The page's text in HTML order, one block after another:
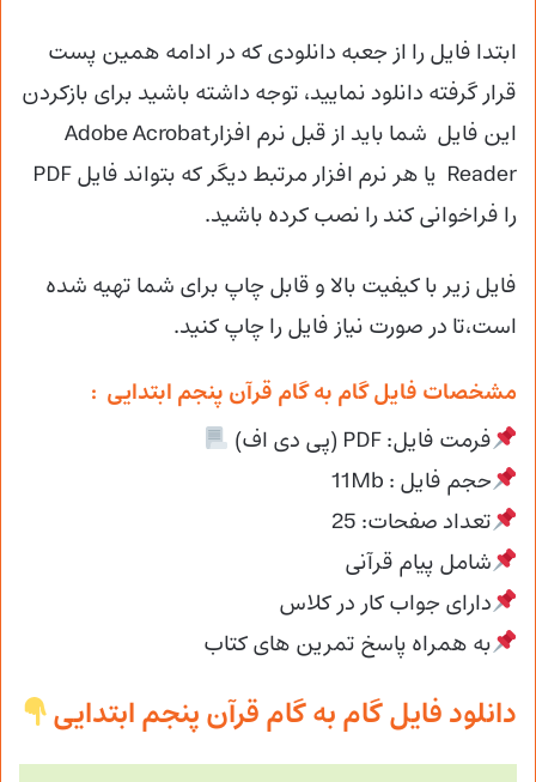
ابتدا فایل را از جعبه دانلودی که در ادامه همین پست
قرار گرفته دانلود نمایید، توجه داشته باشید برای بازکردن
این فایل شما باید از قبل نرم افزارAdobe Acrobat
را فراخوانی کند را نصب کرده باشید.
فایل زیر با کیفیت بالا و قابل چاپ برای شما تهیه شده
است،تا در صورت نیاز فایل را چاپ کنید.
مشخصات فایل گام به گام قرآن پنجم ابتدایی :
فرمت فایل: PDF (پی دی اف)
حجم فایل : 11Mb
تعداد صفحات: 25
شامل پیام قرآنی
دارای جواب کار در کلاس
به همراه پاسخ تمرین های کتاب
دانلود فایل گام به گام قرآن پنجم ابتدایی